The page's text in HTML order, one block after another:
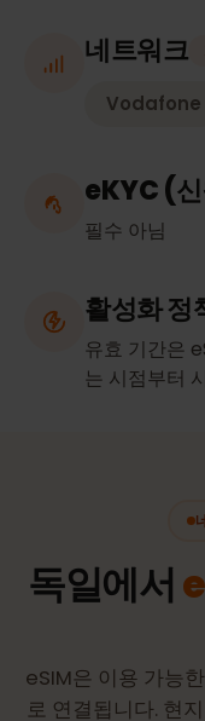
네트워크
Vodafone
eKYC (
필수 아님
활성화 정
유효 기간은
는 시점부터
독일에서
eSIM은 이용 가능
로 연결됩니다. 현